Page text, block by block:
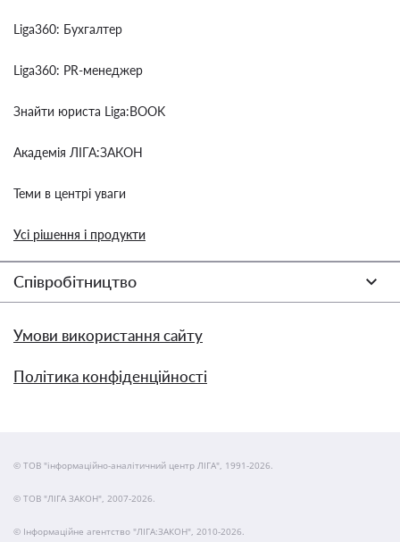
Liga360: Бухгалтер
Liga360: PR-менеджер
Знайти юриста Liga:BOOK
Академія ЛІГА:ЗАКОН
Теми в центрі уваги
Усі рішення і продукти
Співробітництво
Умови використання сайту
Політика конфіденційності
© ТОВ "інформаційно-аналітичний центр ЛІГА", 1991-2026.
© ТОВ "ЛІГА ЗАКОН", 2007-2026.
© Інформаційне агентство "ЛІГА:ЗАКОН", 2010-2026.